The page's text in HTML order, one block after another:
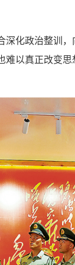
化政治整训
以真正改变